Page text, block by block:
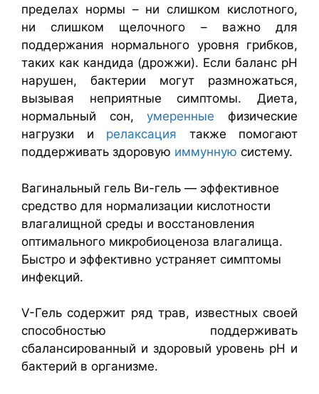
пределах нормы – ни слишком кислотного,
ни слишком щелочного – важно для
поддержания нормального уровня грибков,
таких как кандида (дрожжи). Если баланс рН
нарушен, бактерии могут размножаться,
вызывая неприятные симптомы. Диета,
нормальный сон,умеренные физические
нагрузки и релаксация также помогают
поддерживать здоровую иммунную систему.
Вагинальный гель Ви-гель — эффективное
средство для нормализации кислотности
влагалищной среды и восстановления
оптимального микробиоценоза влагалища.
Быстро и эффективно устраняет симптомы
инфекций.
V-Гель содержит ряд трав, известных своей
способностью поддерживать
сбалансированный и здоровый уровень pH и
бактерий в организме.